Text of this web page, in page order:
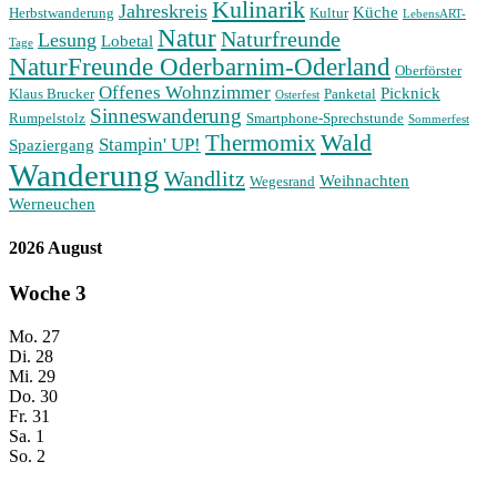
Herbstwanderung Jahreskreis Kulinarik Kultur Küche LebensART-
Tage Lesung Lobetal NaturNaturfreunde
NaturFreunde Oderbarnim-Oderland Oberförster
Klaus Brucker Offenes Wohnzimmer Osterfest Panketal Picknick
Rumpelstolz Sinneswanderung Smartphone-Sprechstunde Sommerfest
Spaziergang Stampin' UP! ThermomixWald
Wanderung Wandlitz Wegesrand Weihnachten
Werneuchen
2026 August
Woche 3
Mo. 27
Di. 28
Mi. 29
Do. 30
Fr. 31
Sa. 1
So. 2